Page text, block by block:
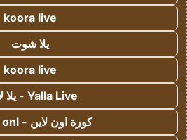
koora live
يلا شوت
koora live
Yalla Live - يلا لايف
كورة اون لاين - koora onl